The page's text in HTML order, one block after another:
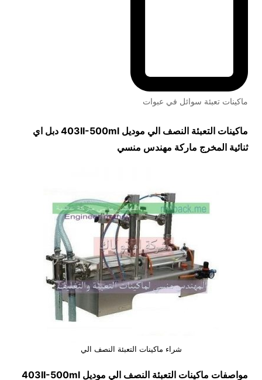
ماكينات تعبئة سوائل في عبوات
ماكينات التعبئة النصف الي موديل 403II-500mlدبل اي
ثنائية المخرج ماركة مهندس منسي
شراء ماكينات التعبئة النصف الي
مواصفات ماكينات التعبئة النصف الي موديل 403II-500ml